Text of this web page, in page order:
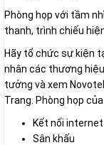
Phòng họp với tầm
thanh, trình chiếu
Hãy tổ chức sự kiện
nhân các thương
tưởng và xem
Trang. Phòng họp
Kết nối
Sân khấu